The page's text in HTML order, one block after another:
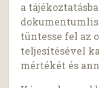
a
tüntesse fel az
teljesítésével
mértékét és